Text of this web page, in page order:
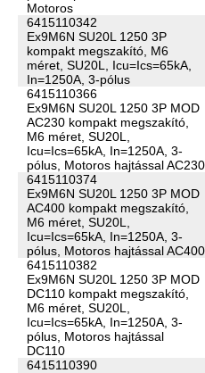
Motoros
6415110342
Ex9M6N SU20L 1250 3P
kompakt megszakító, M6
méret, SU20L, Icu=Ics=65kA,
In=1250A, 3-pólus
6415110366
Ex9M6N SU20L 1250 3P MOD
AC230 kompakt megszakító,
M6 méret, SU20L,
Icu=Ics=65kA, In=1250A, 3-
pólus, Motoros hajtással AC230
6415110374
Ex9M6N SU20L 1250 3P MOD
AC400 kompakt megszakító,
M6 méret, SU20L,
Icu=Ics=65kA, In=1250A, 3-
pólus, Motoros hajtással AC400
6415110382
Ex9M6N SU20L 1250 3P MOD
DC110 kompakt megszakító,
M6 méret, SU20L,
Icu=Ics=65kA, In=1250A, 3-
pólus, Motoros hajtással
DC110
6415110390